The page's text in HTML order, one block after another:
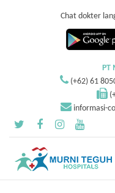
Chat dokter
PT
(+62) 61
informasi-